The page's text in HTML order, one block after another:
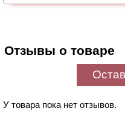
Отзывы о товаре
У товара пока нет отзывов.